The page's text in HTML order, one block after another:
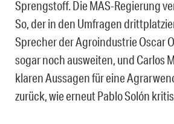
Sprengstoff. Die MAS-Regierung
So, der in den Umfragen
Sprecher der Agroindustrie Oscar
sogar noch ausweiten, und Carlos
klaren Aussagen für eine
zurück, wie erneut Pablo Solón